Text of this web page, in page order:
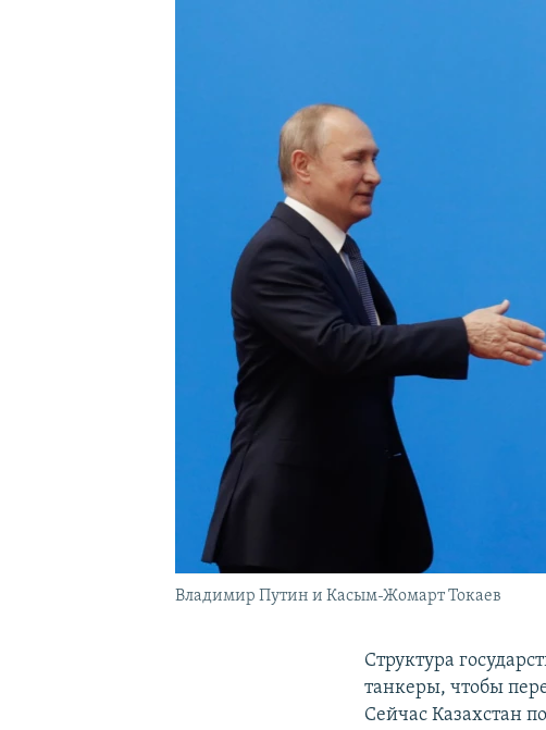
Владимир Путин и Касым-Жомарт Токаев
Структура
танкеры, чтобы
Сейчас Казахстан